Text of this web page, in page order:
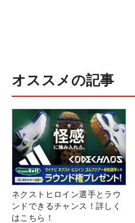
オススメの記事
ネクストヒロイン選手とラウ
ンドできるチャンス！詳しく
はこちら！